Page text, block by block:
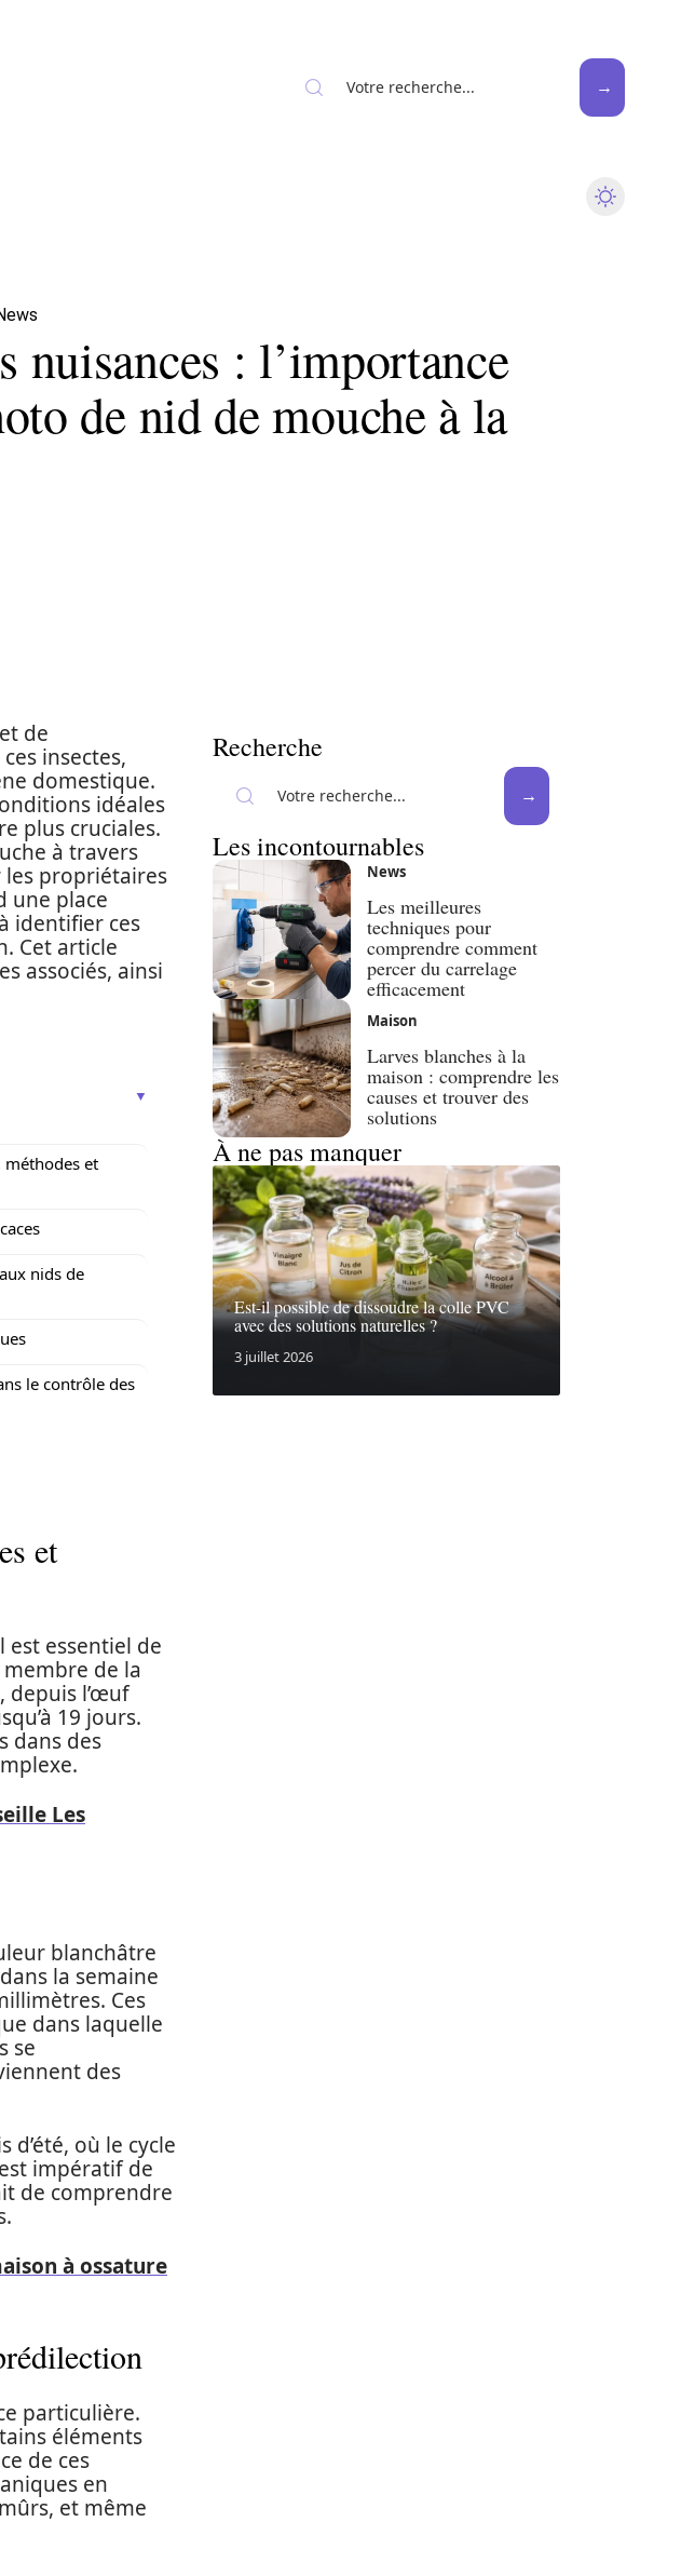
nuisances : l’importance
de nid de mouche à la
de
insectes,
domestique.
idéales
plus cruciales.
à travers
les propriétaires
une place
identifier ces
Cet article
associés, ainsi
méthodes et
nids de
le contrôle des
et
est essentiel de
membre de la
depuis l’œuf
19 jours.
dans des
Les
blanchâtre
la semaine
Ces
dans laquelle
se
des
où le cycle
impératif de
de comprendre
à ossature
particulière.
éléments
de ces
en
et même
Recherche
Les incontournables
News
Les meilleures
techniques pour
comprendre comment
percer du carrelage
efficacement
Maison
Larves blanches à la
maison : comprendre les
causes et trouver des
solutions
À ne pas manquer
Est-il possible de dissoudre la colle PVC
avec des solutions naturelles ?
3 juillet 2026